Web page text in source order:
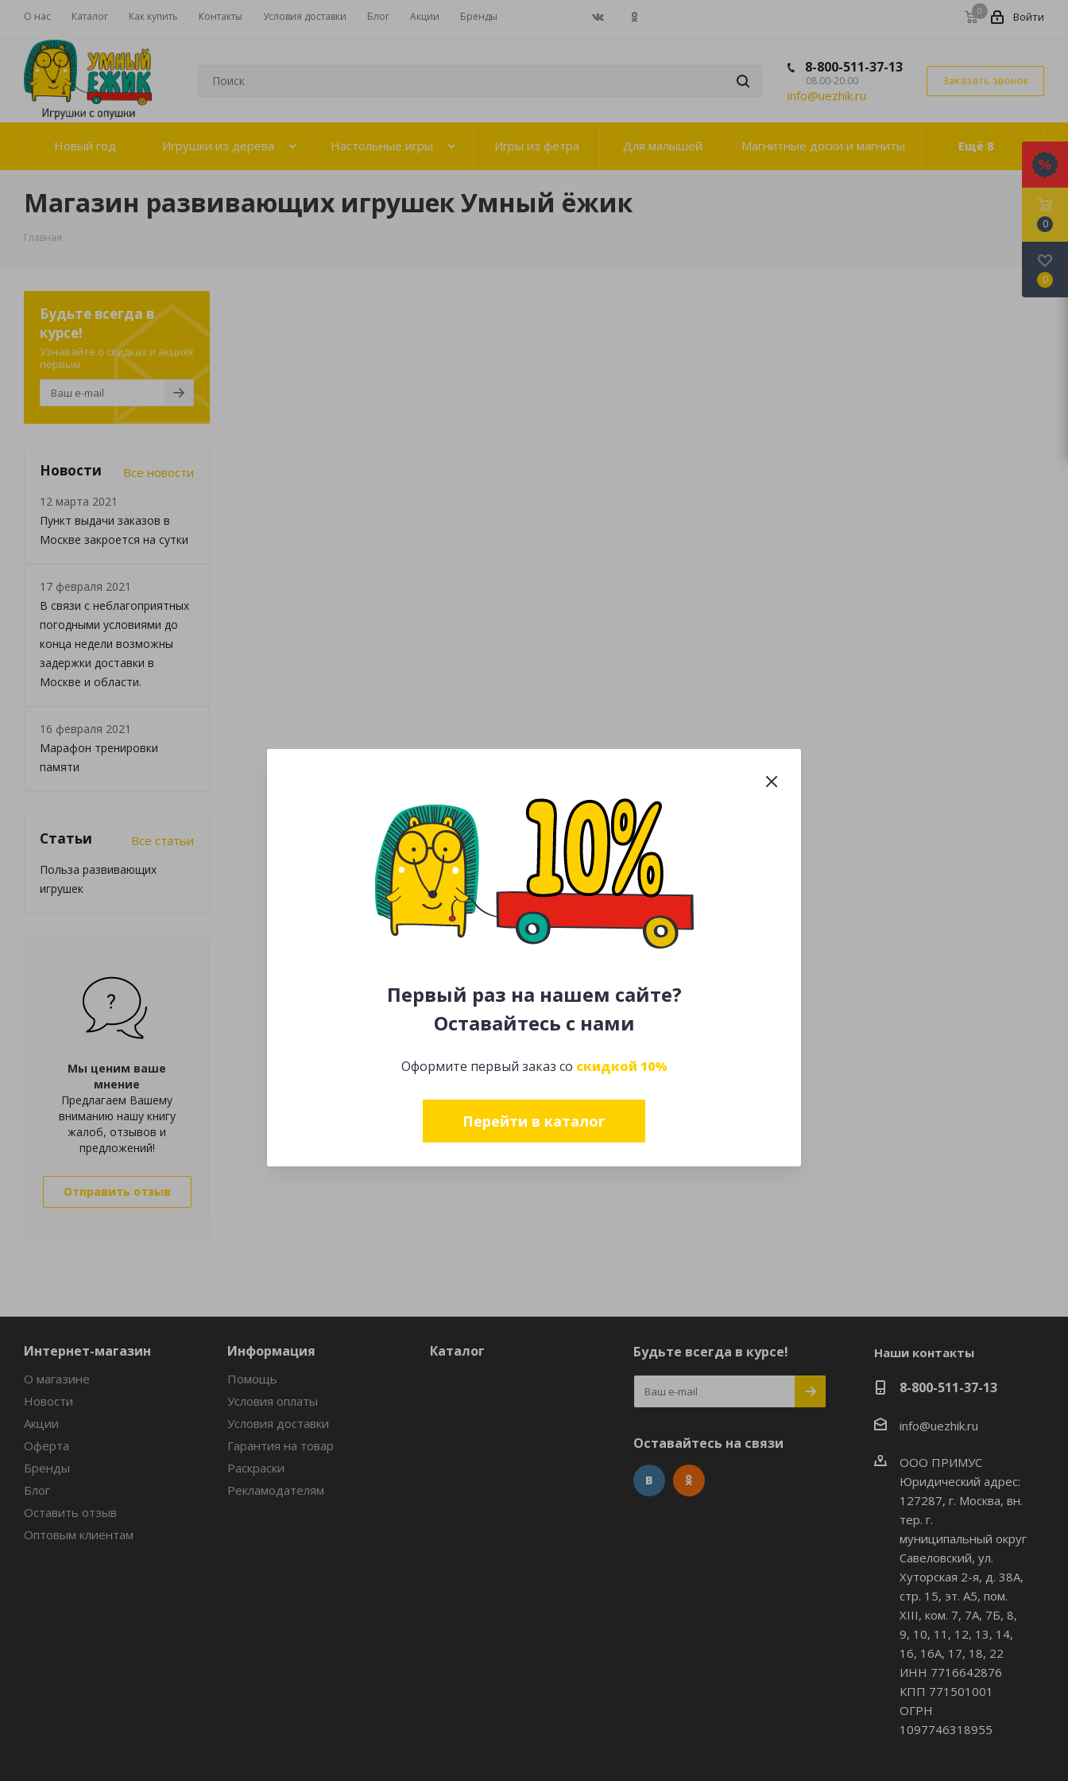
Первый раз на нашем сайте?
Оставайтесь с нами
Оформите первый заказ со скидкой 10%
Перейти в каталог
О нас Каталог Как купить Контакты Условия доставки Блог Акции Бренды 0 Войти
8-800-511-37-13
08.00-20.00
info@uezhik.ru
Заказать звонок
Новый год Игрушки из дерева Настольные игры Игры из фетра Для малышей Магнитные доски и магниты Ещё 8
Магазин развивающих игрушек Умный ёжик
Главная
Будьте всегда в
курсе!
Узнавайте о скидках и акциях
первым
Новости Все новости
12 марта 2021
Пункт выдачи заказов в
Москве закроется на сутки
17 февраля 2021
В связи с неблагоприятных
погодными условиями до
конца недели возможны
задержки доставки в
Москве и области.
16 февраля 2021
Марафон тренировки
памяти
Статьи Все статьи
Польза развивающих
игрушек
Мы ценим ваше
мнение
Предлагаем Вашему
вниманию нашу книгу
жалоб, отзывов и
предложений!
Отправить отзыв
Интернет-магазин
О магазине
Новости
Акции
Оферта
Бренды
Блог
Оставить отзыв
Оптовым клиентам
Информация
Помощь
Условия оплаты
Условия доставки
Гарантия на товар
Раскраски
Рекламодателям
Каталог Будьте всегда в курсе!
Оставайтесь на связи
Наши контакты
8-800-511-37-13
info@uezhik.ru
ООО ПРИМУС
Юридический адрес:
127287, г. Москва, вн.
тер. г.
муниципальный округ
Савеловский, ул.
Хуторская 2-я, д. 38А,
стр. 15, эт. А5, пом.
XIII, ком. 7, 7А, 7Б, 8,
9, 10, 11, 12, 13, 14,
16, 16А, 17, 18, 22
ИНН 7716642876
КПП 771501001
ОГРН
1097746318955
0
0